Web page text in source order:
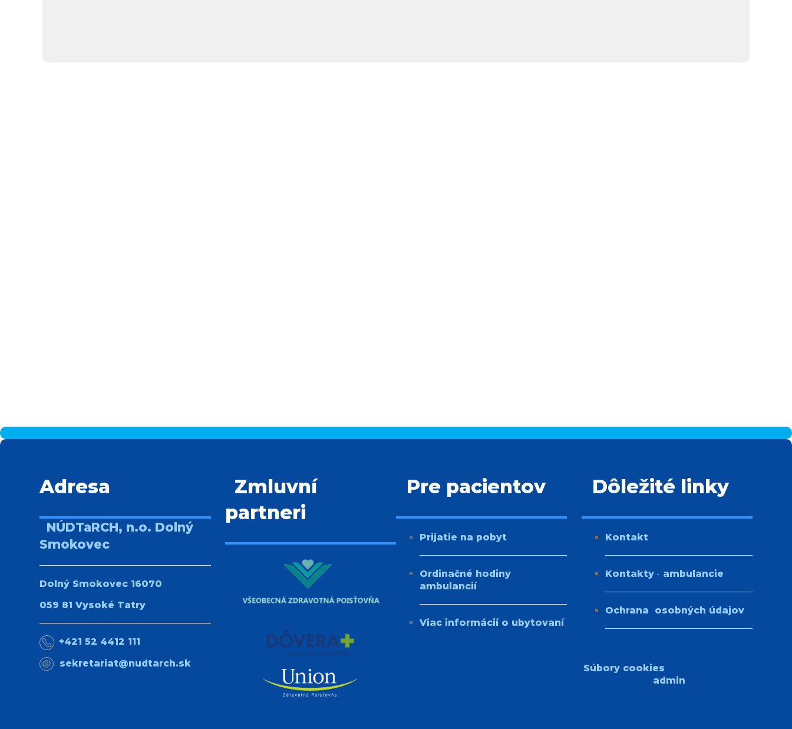
Adresa
NÚDTaRCH, n.o. Dolný
Smokovec
Dolný Smokovec 16070
059 81 Vysoké Tatry
+421 52 4412 111
sekretariat@nudtarch.sk
Zmluvní
partneri
Pre pacientov
Prijatie na pobyt
Ordinačné hodiny
ambulancií
Viac informácií o ubytovaní
Dôležité linky
Kontakt
Kontakty- ambulancie
Ochrana osobných údajov
Súbory cookies
admin